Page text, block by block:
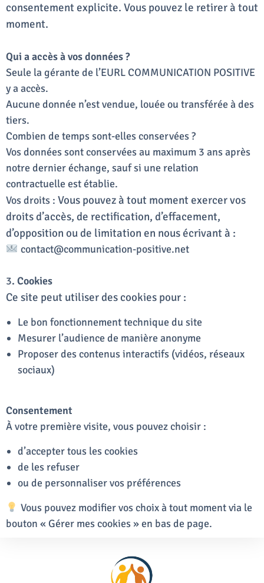
consentement explicite. Vous pouvez le retirer à tout
moment.
Qui a accès à vos données ?
Seule la gérante de l’EURL COMMUNICATION POSITIVE
y a accès.
Aucune donnée n’est vendue, louée ou transférée à des
tiers.
Combien de temps sont-elles conservées ?
Vos données sont conservées au maximum 3 ans après
notre dernier échange, sauf si une relation
contractuelle est établie.
Vos droits : Vous pouvez à tout moment exercer vos
droits d’accès, de rectification, d’effacement,
d’opposition ou de limitation en nous écrivant à :
contact@communication-positive.net
3. Cookies
Ce site peut utiliser des cookies pour :
Le bon fonctionnement technique du site
Mesurer l’audience de manière anonyme
Proposer des contenus interactifs (vidéos, réseaux
sociaux)
Consentement
À votre première visite, vous pouvez choisir :
d’accepter tous les cookies
de les refuser
ou de personnaliser vos préférences
Vous pouvez modifier vos choix à tout moment via le
bouton « Gérer mes cookies » en bas de page.